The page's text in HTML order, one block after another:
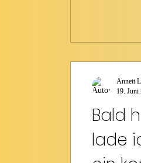
Bald
lade
Annett
19. Juni